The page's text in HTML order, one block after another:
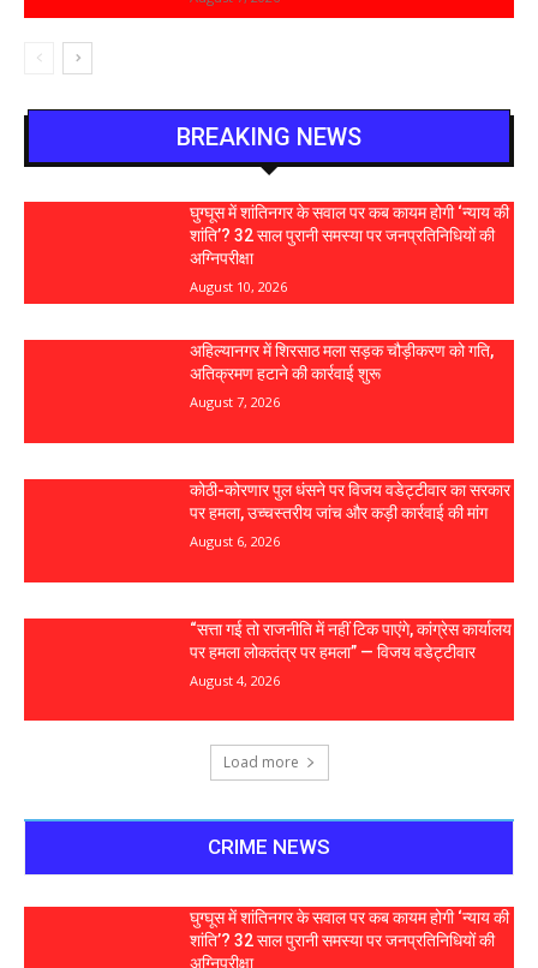
BREAKING NEWS
घुग्घूस में शांतिनगर के सवाल पर कब कायम होगी ‘न्याय की
शांति’? 32 साल पुरानी समस्या पर जनप्रतिनिधियों की
अग्निपरीक्षा
August 10, 2026
अहिल्यानगर में शिरसाठ मला सड़क चौड़ीकरण को गति,
अतिक्रमण हटाने की कार्रवाई शुरू
August 7, 2026
कोठी-कोरणार पुल धंसने पर विजय वडेट्टीवार का सरकार
पर हमला, उच्चस्तरीय जांच और कड़ी कार्रवाई की मांग
August 6, 2026
“सत्ता गई तो राजनीति में नहीं टिक पाएंगे, कांग्रेस कार्यालय
पर हमला लोकतंत्र पर हमला” — विजय वडेट्टीवार
August 4, 2026
Load more
CRIME NEWS
घुग्घूस में शांतिनगर के सवाल पर कब कायम होगी ‘न्याय की
शांति’? 32 साल पुरानी समस्या पर जनप्रतिनिधियों की
अग्निपरीक्षा